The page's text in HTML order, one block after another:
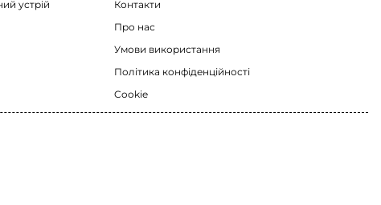
устрій
Контакти
Про нас
Умови використання
Політика конфіденційності
Cookie